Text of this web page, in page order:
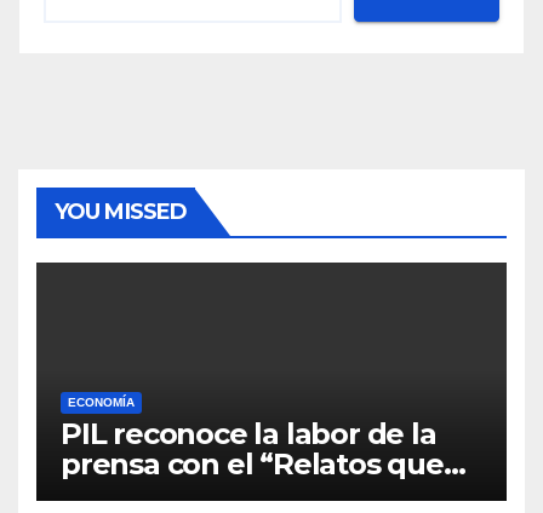
YOU MISSED
ECONOMÍA
PIL reconoce la labor de la
prensa con el “Relatos que
alimentan Bolivia”